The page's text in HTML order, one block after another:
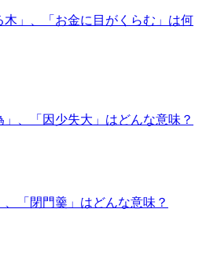
木」、「お金に目がくらむ」は何
、「因少失大」はどんな意味？
「閉門羹」はどんな意味？